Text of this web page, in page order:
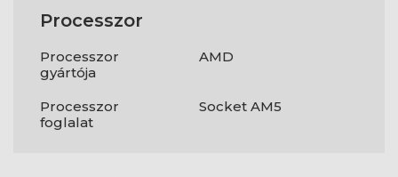
Processzor
Processzor
gyártója
AMD
Processzor
foglalat
Socket AM5